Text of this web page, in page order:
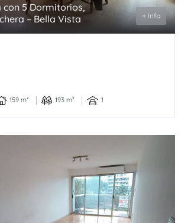
con 5 Dormitorios,
– Bella Vista
+ Info
159 m² 193 m² 1